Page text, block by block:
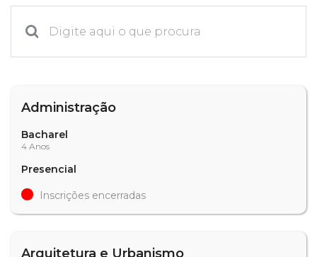
Administração
Bacharel
4 Anos
Presencial
Inscrições encerradas
Arquitetura e Urbanismo